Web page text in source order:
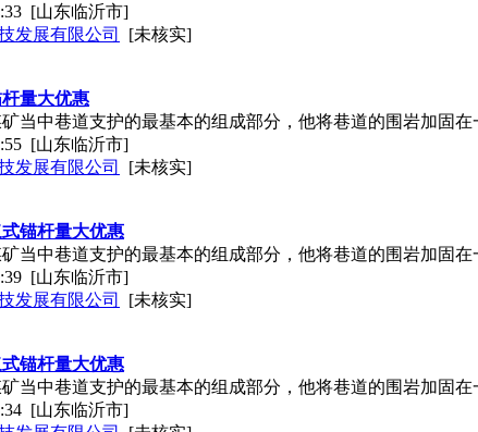
[山东临沂市]
发展有限公司
[未核实]
量大优惠
当中巷道支护的最基本的组成部分，他将巷道的围岩加固
[山东临沂市]
发展有限公司
[未核实]
锚杆量大优惠
当中巷道支护的最基本的组成部分，他将巷道的围岩加固
[山东临沂市]
发展有限公司
[未核实]
锚杆量大优惠
当中巷道支护的最基本的组成部分，他将巷道的围岩加固
[山东临沂市]